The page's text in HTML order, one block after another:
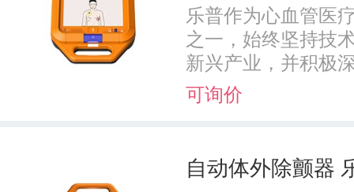
乐普作为心血管医
之一，始终坚持技
新兴产业，并积极
可询价
自动体外除颤器